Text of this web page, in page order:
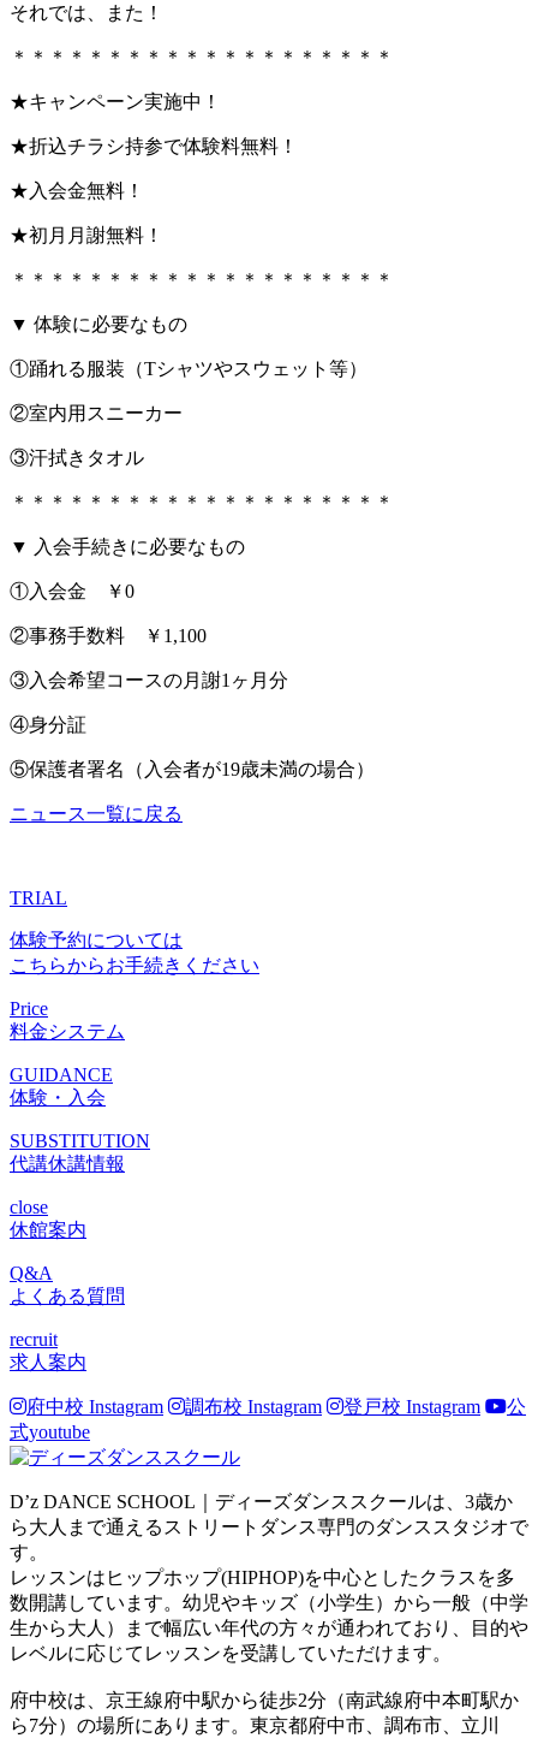
それでは、また！
＊＊＊＊＊＊＊＊＊＊＊＊＊＊＊＊＊＊＊＊
★キャンペーン実施中！
★折込チラシ持参で体験料無料！
★入会金無料！
★初月月謝無料！
＊＊＊＊＊＊＊＊＊＊＊＊＊＊＊＊＊＊＊＊
▼ 体験に必要なもの
①踊れる服装（Tシャツやスウェット等）
②室内用スニーカー
③汗拭きタオル
＊＊＊＊＊＊＊＊＊＊＊＊＊＊＊＊＊＊＊＊
▼ 入会手続きに必要なもの
①入会金 ￥0
②事務手数料 ￥1,100
③入会希望コースの月謝1ヶ月分
④身分証
⑤保護者署名（入会者が19歳未満の場合）
ニュース一覧に戻る
TRIAL
体験予約については
こちらからお手続きください
Price
料金システム
GUIDANCE
体験・入会
SUBSTITUTION
代講休講情報
close
休館案内
Q&A
よくある質問
recruit
求人案内
府中校 Instagram 調布校 Instagram 登戸校 Instagram
公
式youtube
D’z DANCE SCHOOL｜ディーズダンススクールは、3歳か
ら大人まで通えるストリートダンス専門のダンススタジオで
す。
レッスンはヒップホップ(HIPHOP)を中心としたクラスを多
数開講しています。幼児やキッズ（小学生）から一般（中学
生から大人）まで幅広い年代の方々が通われており、目的や
レベルに応じてレッスンを受講していただけます。
府中校は、京王線府中駅から徒歩2分（南武線府中本町駅か
ら7分）の場所にあります。東京都府中市、調布市、立川